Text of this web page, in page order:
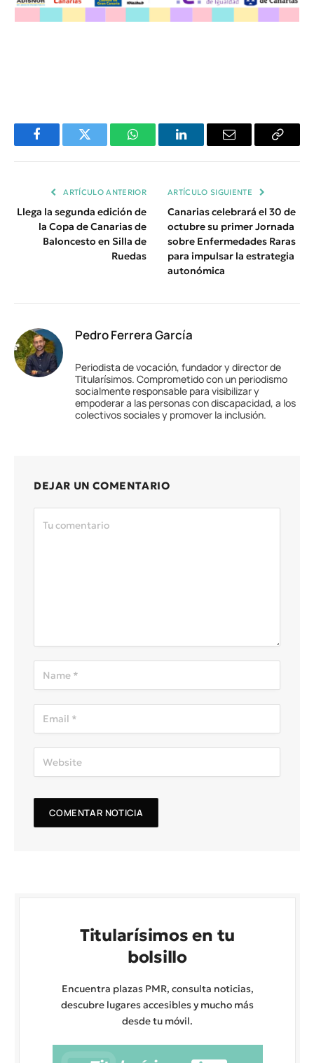
FacebookTwitter WhatsAppLinkedInEmail
Copiar
ARTÍCULO ANTERIOR
Llega la segunda edición de
la Copa de Canarias de
Baloncesto en Silla de
Ruedas
ARTÍCULO SIGUIENTE
Canarias celebrará el 30 de
octubre su primer Jornada
sobre Enfermedades Raras
para impulsar la estrategia
autonómica
Pedro Ferrera García
Periodista de vocación, fundador y director de
Titularísimos. Comprometido con un periodismo
socialmente responsable para visibilizar y
empoderar a las personas con discapacidad, a los
colectivos sociales y promover la inclusión.
DEJAR UN COMENTARIO
Titularísimos en tu
bolsillo
Encuentra plazas PMR, consulta noticias,
descubre lugares accesibles y mucho más
desde tu móvil.